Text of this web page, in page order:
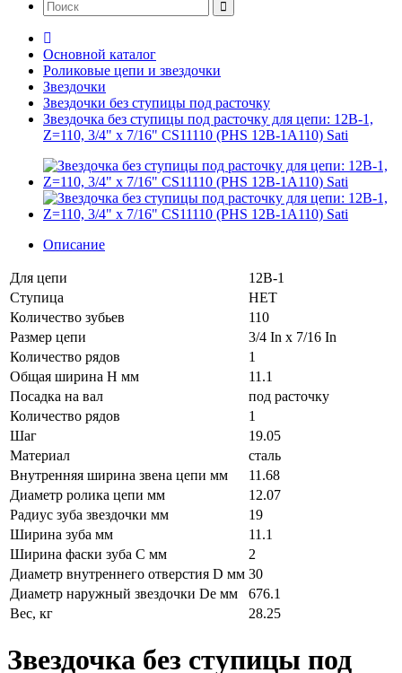
Основной каталог
Роликовые цепи и звездочки
Звездочки
Звездочки без ступицы под расточку
Звездочка без ступицы под расточку для цепи: 12B-1,
Z=110, 3/4" x 7/16" CS11110 (PHS 12B-1A110) Sati
Описание
Для цепи
12B-1
Ступица
НЕТ
Количество зубьев
110
Размер цепи
3/4 In x 7/16 In
Количество рядов
1
Общая ширина H мм
11.1
Посадка на вал
под расточку
Количество рядов
1
Шаг
19.05
Материал
сталь
Внутренняя ширина звена цепи мм
11.68
Диаметр ролика цепи мм
12.07
Радиус зуба звездочки мм
19
Ширина зуба мм
11.1
Ширина фаски зуба C мм
2
Диаметр внутреннего отверстия D мм 30
Диаметр наружный звездочки De мм
676.1
Вес, кг
28.25
Звездочка без ступицы под